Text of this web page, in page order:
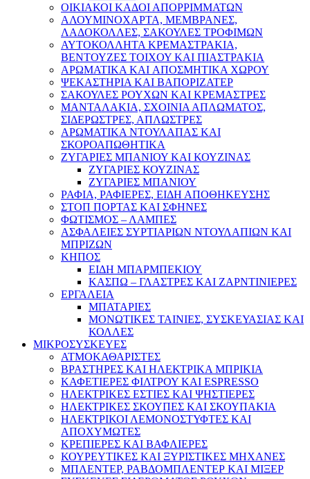
ΟΙΚΙΑΚΟΙ ΚΑΔΟΙ ΑΠΟΡΡΙΜΜΑΤΩΝ
ΑΛΟΥΜΙΝΟΧΑΡΤΑ, ΜΕΜΒΡΑΝΕΣ,
ΛΑΔΟΚΟΛΛΕΣ, ΣΑΚΟΥΛΕΣ ΤΡΟΦΙΜΩΝ
ΑΥΤΟΚΟΛΛΗΤΑ ΚΡΕΜΑΣΤΡΑΚΙΑ,
ΒΕΝΤΟΥΖΕΣ ΤΟΙΧΟΥ ΚΑΙ ΠΙΑΣΤΡΑΚΙΑ
ΑΡΩΜΑΤΙΚΑ KAI ΑΠΟΣΜΗΤΙΚΑ ΧΩΡΟΥ
ΨΕΚΑΣΤΗΡΙΑ ΚΑΙ ΒΑΠΟΡΙΖΑΤΕΡ
ΣΑΚΟΥΛΕΣ ΡΟΥΧΩΝ ΚΑΙ ΚΡΕΜΑΣΤΡΕΣ
ΜΑΝΤΑΛΑΚΙΑ, ΣΧΟΙΝΙΑ ΑΠΛΩΜΑΤΟΣ,
ΣΙΔΕΡΩΣΤΡΕΣ, ΑΠΛΩΣΤΡΕΣ
ΑΡΩΜΑΤΙΚΑ ΝΤΟΥΛΑΠΑΣ ΚΑΙ
ΣΚΟΡΟΑΠΩΘΗΤΙΚΑ
ΖΥΓΑΡΙΕΣ ΜΠΑΝΙΟΥ ΚΑΙ ΚΟΥΖΙΝΑΣ
ΖΥΓΑΡΙΕΣ ΚΟΥΖΙΝΑΣ
ΖΥΓΑΡΙΕΣ ΜΠΑΝΙΟΥ
ΡΑΦΙΑ, ΡΑΦΙΕΡΕΣ, ΕΙΔΗ ΑΠΟΘΗΚΕΥΣΗΣ
ΣΤΟΠ ΠΟΡΤΑΣ ΚΑΙ ΣΦΗΝΕΣ
ΦΩΤΙΣΜΟΣ – ΛΑΜΠΕΣ
ΑΣΦΑΛΕΙΕΣ ΣΥΡΤΙΑΡΙΩΝ ΝΤΟΥΛΑΠΙΩΝ ΚΑΙ
ΜΠΡΙΖΩΝ
ΚΗΠΟΣ
ΕΙΔΗ ΜΠΑΡΜΠΕΚΙΟΥ
ΚΑΣΠΩ – ΓΛΑΣΤΡΕΣ ΚΑΙ ΖΑΡΝΤΙΝΙΕΡΕΣ
ΕΡΓΑΛΕΙΑ
ΜΠΑΤΑΡΙΕΣ
ΜΟΝΩΤΙΚΕΣ ΤΑΙΝΙΕΣ, ΣΥΣΚΕΥΑΣΙΑΣ ΚΑΙ
ΚΟΛΛΕΣ
ΜΙΚΡΟΣΥΣΚΕΥΕΣ
ΑΤΜΟΚΑΘΑΡΙΣΤΕΣ
ΒΡΑΣΤΗΡΕΣ ΚΑΙ ΗΛΕΚΤΡΙΚΑ ΜΠΡΙΚΙΑ
ΚΑΦΕΤΙΕΡΕΣ ΦΙΛΤΡΟΥ ΚΑΙ ESPRESSO
ΗΛΕΚΤΡΙΚΕΣ ΕΣΤΙΕΣ ΚΑΙ ΨΗΣΤΙΕΡΕΣ
ΗΛΕΚΤΡΙΚΕΣ ΣΚΟΥΠΕΣ ΚΑΙ ΣΚΟΥΠΑΚΙΑ
ΗΛΕΚΤΡΙΚΟΙ ΛΕΜΟΝΟΣΤΥΦΤΕΣ ΚΑΙ
ΑΠΟΧΥΜΩΤΕΣ
ΚΡΕΠΙΕΡΕΣ ΚΑΙ ΒΑΦΛΙΕΡΕΣ
ΚΟΥΡΕΥΤΙΚΕΣ ΚΑΙ ΞΥΡΙΣΤΙΚΕΣ ΜΗΧΑΝΕΣ
ΜΠΛΕΝΤΕΡ, ΡΑΒΔΟΜΠΛΕΝΤΕΡ ΚΑΙ ΜΙΞΕΡ